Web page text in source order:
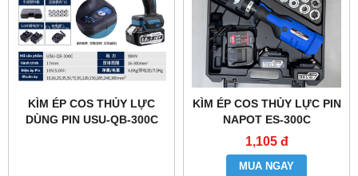
KÌM ÉP COS THỦY LỰC
DÙNG PIN USU-QB-300C
KÌM ÉP COS THỦY LỰC PIN
NAPOT ES-300C
1,105 đ
MUA NGAY